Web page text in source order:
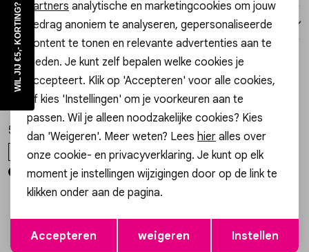
Retourneren
Style dit met
Gossip
HAARCLIP BIBI HAARCLIP BIBI
5,95
ONE SIZE
1/2
HAARCLIP BABS HAARCLIP BABS
4,95
ONE SIZE
Opslaan
partners analytische en marketingcookies om jouw
gedrag anoniem te analyseren, gepersonaliseerde
content te tonen en relevante advertenties aan te
bieden. Je kunt zelf bepalen welke cookies je
accepteert. Klik op 'Accepteren' voor alle cookies,
of kies 'Instellingen' om je voorkeuren aan te
passen. Wil je alleen noodzakelijke cookies? Kies
dan 'Weigeren'. Meer weten? Lees hier alles over
onze cookie- en privacyverklaring. Je kunt op elk
moment je instellingen wijzigingen door op de link te
klikken onder aan de pagina.
Accepteren weigeren Instellen
WIL JIJ €5,- KORTING?